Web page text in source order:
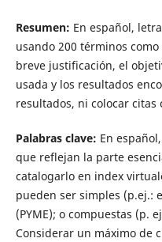
Resumen: En español,
usando 200 términos
breve justificación, el
usada y los resultados
resultados, ni colocar
Palabras clave: En
que reflejan la parte
catalogarlo en index
pueden ser simples (p.ej.:
(PYME); o compuestas (p.
Considerar un máximo de